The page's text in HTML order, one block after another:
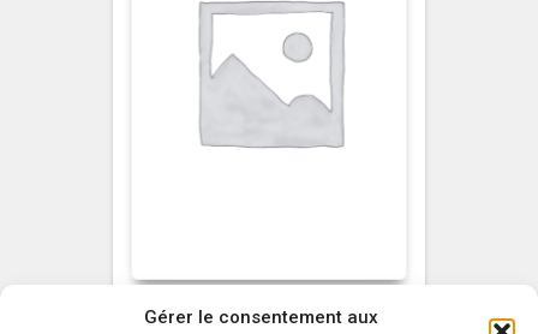
Gérer le consentement aux
NON CLASSÉ